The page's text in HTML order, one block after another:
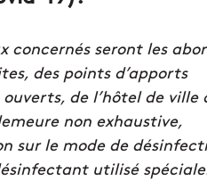
concernés seront les
des points d’apports
de l’hôtel de ville
non exhaustive,
sur le mode de
utilisé